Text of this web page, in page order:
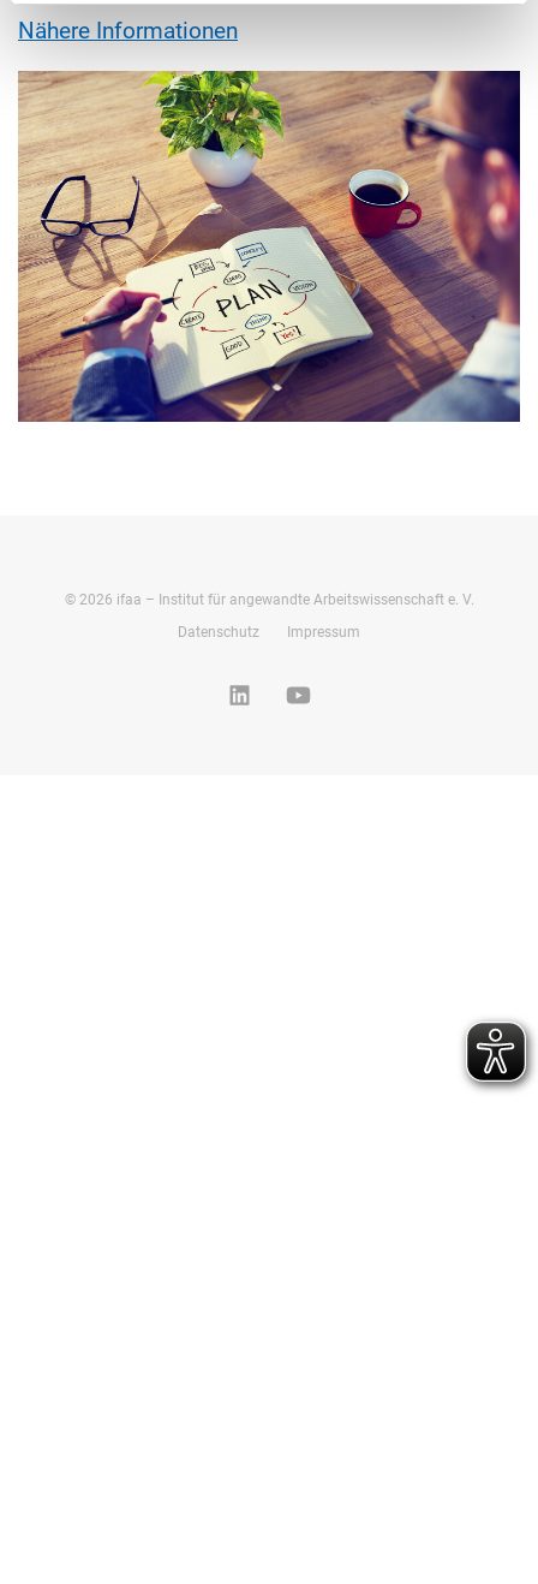
Nähere Informationen
© 2026 ifaa – Institut für angewandte Arbeitswissenschaft e. V.
Datenschutz
Impressum